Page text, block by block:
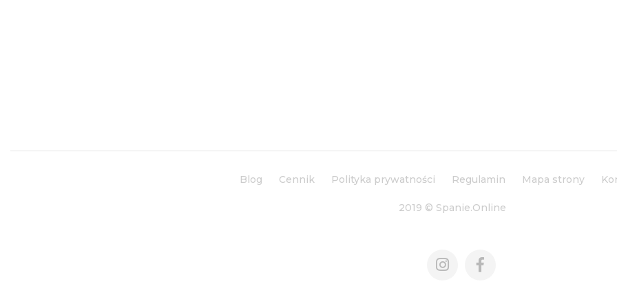
Blog Cennik Polityka prywatności Regulamin Mapa strony
2019 © Spanie.Online